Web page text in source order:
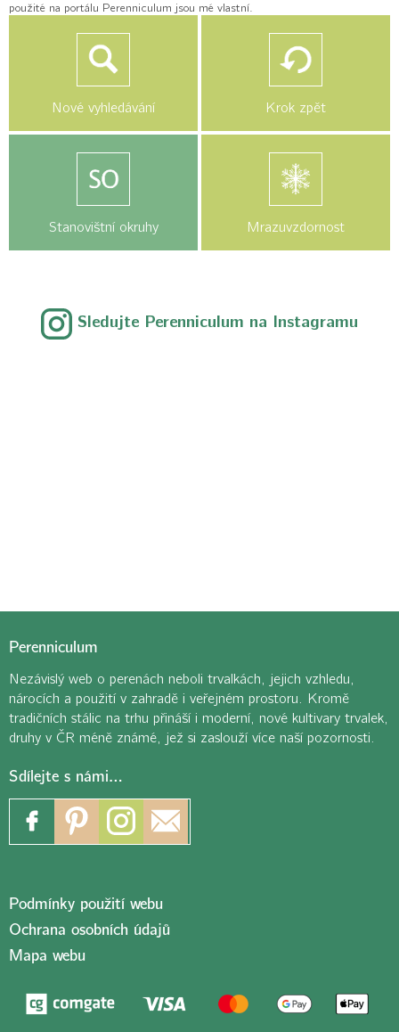
použité na portálu Perenniculum jsou mé vlastní.
Nové vyhledávání Krok zpět
Stanovištní okruhy Mrazuvzdornost
Sledujte Perenniculum na Instagramu
Perenniculum
Nezávislý web o perenách neboli trvalkách, jejich vzhledu,
nárocích a použití v zahradě i veřejném prostoru. Kromě
tradičních stálic na trhu přináší i moderní, nové kultivary trvalek,
druhy v ČR méně známé, jež si zaslouží více naší pozornosti.
Sdílejte s námi…
Podmínky použití webu
Ochrana osobních údajů
Mapa webu